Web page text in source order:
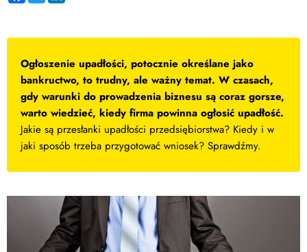
Ogłoszenie upadłości, potocznie określane jako
bankructwo, to trudny, ale ważny temat. W czasach,
gdy warunki do prowadzenia biznesu są coraz gorsze,
warto wiedzieć, kiedy firma powinna ogłosić upadłość.
Jakie są przesłanki upadłości przedsiębiorstwa? Kiedy i w
jaki sposób trzeba przygotować wniosek? Sprawdźmy.